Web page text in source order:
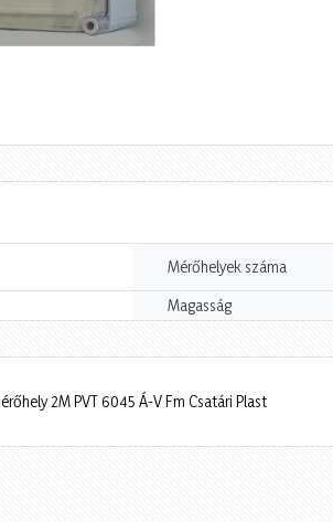
Mérőhelyek száma
Magasság
2M PVT 6045 Á-V Fm Csatári Plast